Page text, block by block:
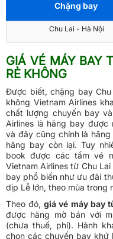
Chặng bay
Chu Lai - Hà Nội
GIÁ VÉ MÁY BAY
RẺ KHÔNG
Được biết, chặng bay
không Vietnam Airlines
chất lượng chuyến bay
Airlines là hãng bay được
và đây cũng chính là
hãng bay còn lại. Tuy
book được các tấm vé
Vietnam Airlines từ Chu
bay phổ biến như ưu đãi
dịp Lễ lớn, theo mùa trong
Theo đó,giá vé máy bay
được hãng mờ bán với
(chưa thuế, phí). Hành
chọn các chuyến bay khứ